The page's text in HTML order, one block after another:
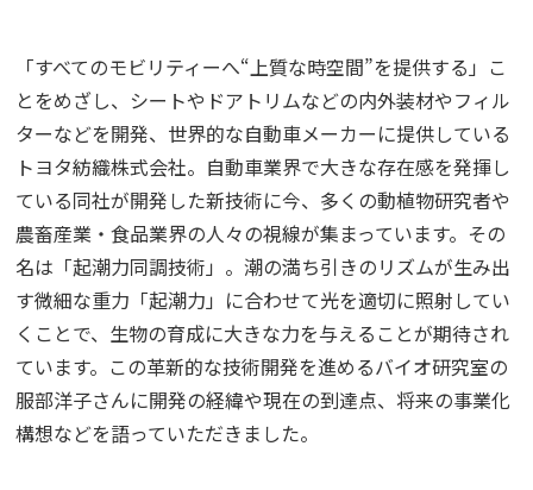
このサイトについて
掲載企業一覧
運営会社
「すべてのモビリティーへ“上質な時空間”を提供する」こ
とをめざし、シートやドアトリムなどの内外装材やフィル
ターなどを開発、世界的な自動車メーカーに提供している
トヨタ紡織株式会社。自動車業界で大きな存在感を発揮し
ている同社が開発した新技術に今、多くの動植物研究者や
農畜産業・食品業界の人々の視線が集まっています。その
名は「起潮力同調技術」。潮の満ち引きのリズムが生み出
す微細な重力「起潮力」に合わせて光を適切に照射してい
くことで、生物の育成に大きな力を与えることが期待され
ています。この革新的な技術開発を進めるバイオ研究室の
服部洋子さんに開発の経緯や現在の到達点、将来の事業化
構想などを語っていただきました。